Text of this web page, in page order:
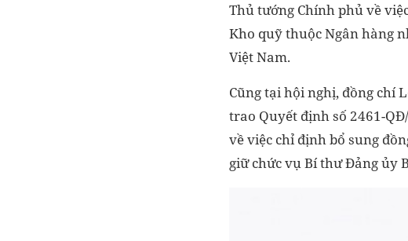
Thủ tướng Chính phủ về
Kho quỹ thuộc Ngân hàng
Việt Nam.
Cũng tại hội nghị, đồng chí
trao Quyết định số 2461-
về việc chỉ định bổ sung
giữ chức vụ Bí thư Đảng ủy